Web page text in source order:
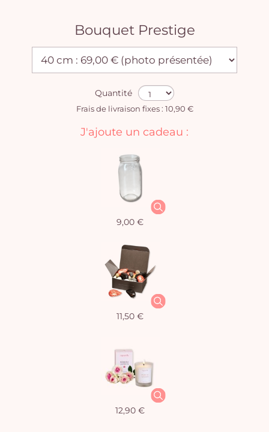
Bouquet Prestige
Quantité
Frais de livraison fixes : 10,90 €
J'ajoute un cadeau :
9,00 €
11,50 €
12,90 €